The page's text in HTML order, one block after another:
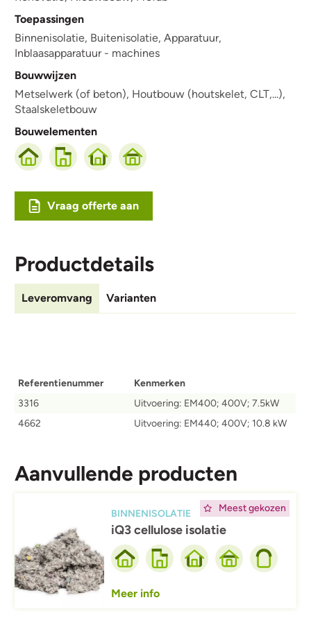
Toepassingen
Binnenisolatie, Buitenisolatie, Apparatuur,
Inblaasapparatuur - machines
Bouwwijzen
Metselwerk (of beton), Houtbouw (houtskelet, CLT,...),
Staalskeletbouw
Bouwelementen
Vraag offerte aan
Productdetails
Leveromvang Varianten
Referentienummer
Kenmerken
3316
Uitvoering: EM400; 400V; 7.5kW
4662
Uitvoering: EM440; 400V; 10.8 kW
Aanvullende producten
Meest gekozen
BINNENISOLATIE
iQ3 cellulose isolatie
Meer info